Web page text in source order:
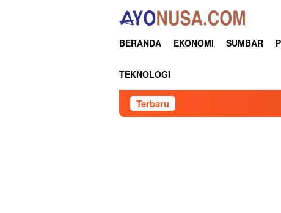
BERANDA EKONOMI SUMBAR
TEKNOLOGI
Terbaru